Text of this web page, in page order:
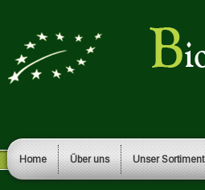
Home Über uns Unser Sortiment